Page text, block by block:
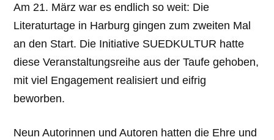
Am 21. März war es endlich so weit: Die
Literaturtage in Harburg gingen zum zweiten Mal
an den Start. Die Initiative SUEDKULTUR hatte
diese Veranstaltungsreihe aus der Taufe gehoben,
mit viel Engagement realisiert und eifrig
beworben.
Neun Autorinnen und Autoren hatten die Ehre und